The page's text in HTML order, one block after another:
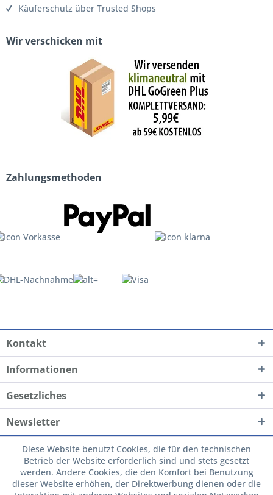
Käuferschutz über Trusted Shops
Wir verschicken mit
Zahlungsmethoden
Kontakt
Informationen
Gesetzliches
Newsletter
Diese Website benutzt Cookies, die für den technischen
Betrieb der Website erforderlich sind und stets gesetzt
werden. Andere Cookies, die den Komfort bei Benutzung
dieser Website erhöhen, der Direktwerbung dienen oder die